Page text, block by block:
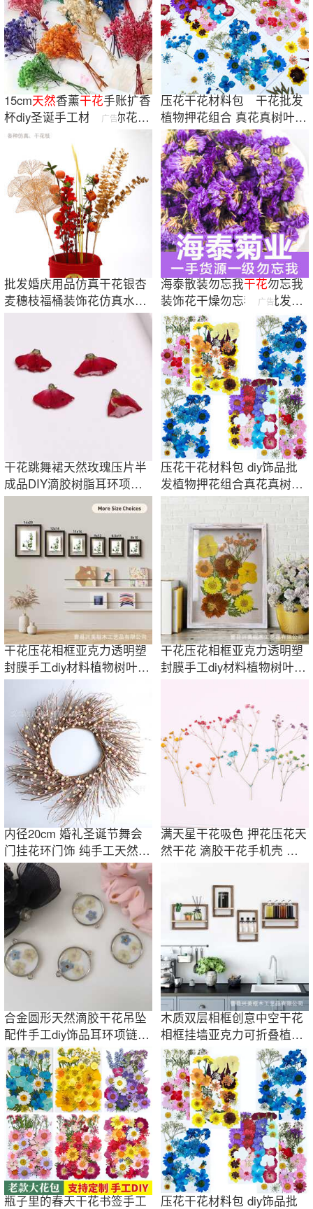
15cm天然香薰干花手账扩香
杯diy圣诞手工材料迷你花束
永生花
广告
压花干花材料包 干花批发
植物押花组合 真花真树叶标
本植物贴画
批发婚庆用品仿真干花银杏
麦穗枝福桶装饰花仿真水果
海泰散装勿忘我干花勿忘我
装饰花干燥勿忘我花批发源
头厂家直销
广告
干花跳舞裙天然玫瑰压片半
成品DIY滴胶树脂耳环项链
配件押花
压花干花材料包 diy饰品批
发植物押花组合真花真树叶
标本植物花卉
干花压花相框亚克力透明塑
封膜手工diy材料植物树叶标
本玻璃画框
干花压花相框亚克力透明塑
封膜手工diy材料植物树叶标
内径20cm 婚礼圣诞节舞会
门挂花环门饰 纯手工天然草
编花环
满天星干花吸色 押花压花天
然干花 滴胶干花手机壳 植
合金圆形天然滴胶干花吊坠
配件手工diy饰品耳环项链手
链材料原创
木质双层相框创意中空干花
相框挂墙亚克力可折叠植物
标本画框摆台
瓶子里的春天干花书签手工
压花干花材料包 diy饰品批